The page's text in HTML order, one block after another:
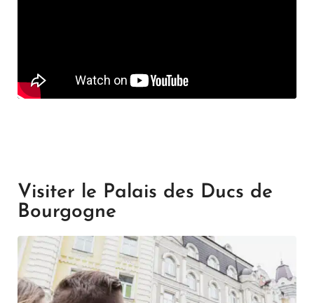
Visiter le Palais des Ducs de
Bourgogne